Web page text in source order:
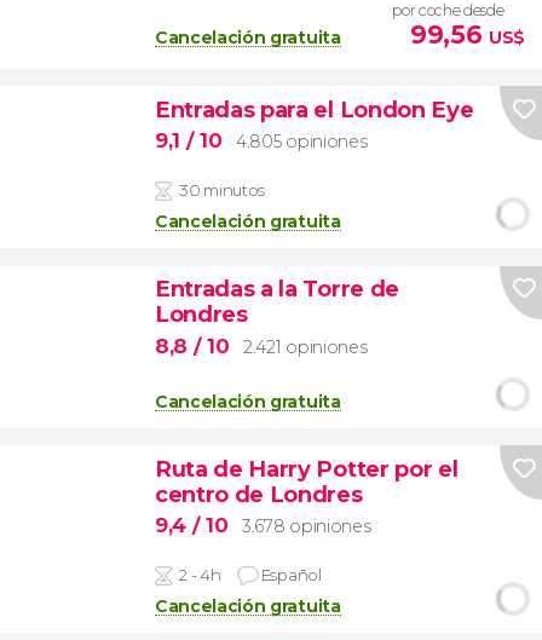
Cancelación gratuita
por coche desde
99,56 US$
Entradas para el London Eye
9,1 / 10 4.805 opiniones
30 minutos
Cancelación gratuita
Entradas a la Torre de
Londres
8,8 / 10 2.421 opiniones
Cancelación gratuita
Ruta de Harry Potter por el
centro de Londres
9,4 / 10 3.678 opiniones
2 - 4h Español
Cancelación gratuita